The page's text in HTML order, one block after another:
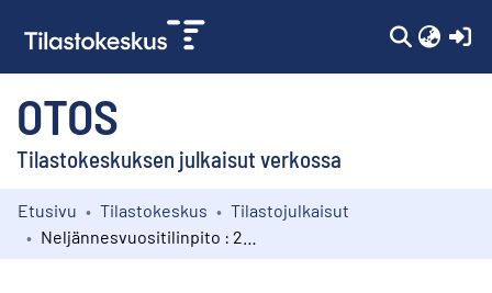
OTOS
Tilastokeskuksen julkaisut verkossa
Kokoelmat
Etusivu Tilastokeskus
Tilastojulkaisut